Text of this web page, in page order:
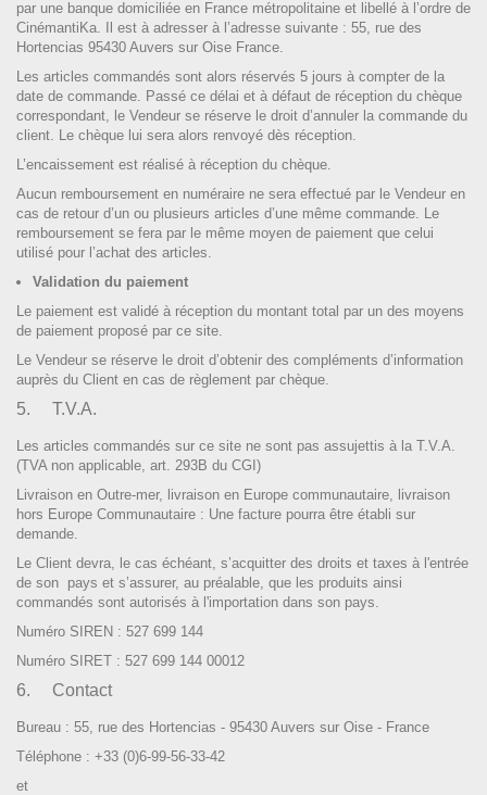
par une banque domiciliée en France métropolitaine et libellé à l’ordre de
CinémantiKa. Il est à adresser à l’adresse suivante : 55, rue des
Hortencias 95430 Auvers sur Oise France.
Les articles commandés sont alors réservés 5 jours à compter de la
date de commande. Passé ce délai et à défaut de réception du chèque
correspondant, le Vendeur se réserve le droit d’annuler la commande du
client. Le chèque lui sera alors renvoyé dès réception.
L’encaissement est réalisé à réception du chèque.
Aucun remboursement en numéraire ne sera effectué par le Vendeur en
cas de retour d’un ou plusieurs articles d’une même commande. Le
remboursement se fera par le même moyen de paiement que celui
utilisé pour l’achat des articles.
Validation du paiement
Le paiement est validé à réception du montant total par un des moyens
de paiement proposé par ce site.
Le Vendeur se réserve le droit d’obtenir des compléments d’information
auprès du Client en cas de règlement par chèque.
5. T.V.A.
Les articles commandés sur ce site ne sont pas assujettis à la T.V.A.
(TVA non applicable, art. 293B du CGI)
Livraison en Outre-mer, livraison en Europe communautaire, livraison
hors Europe Communautaire : Une facture pourra être établi sur
demande.
Le Client devra, le cas échéant, s’acquitter des droits et taxes à l'entrée
de son pays et s’assurer, au préalable, que les produits ainsi
commandés sont autorisés à l'importation dans son pays.
Numéro SIREN : 527 699 144
Numéro SIRET : 527 699 144 00012
6. Contact
Bureau : 55, rue des Hortencias - 95430 Auvers sur Oise - France
Téléphone : +33 (0)6-99-56-33-42
et